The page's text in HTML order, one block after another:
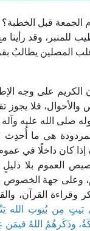
الجمعة قبل
للمنبر، وقد
أغلب المصلين
الكريم على وجه
فلا يجوز
صلى الله عليه
هي ما
كان داخلًا في عموم
العموم بلا
وعلى جهة
وقراءة القرآن،
مِن بُيوتِ الله
وذَكَرهُمُ اللهُ فيمَن